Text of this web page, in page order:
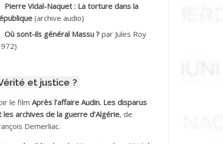
Omar
Vve AIT SAADA
Mohamed Akli
Pierre Vidal-Naquet : La torture dans la
(archive audio)
Où sont-ils général Massu ? par Jules Roy
et justice ?
le film Après l’affaire Audin. Les disparus
les archives de la guerre d’Algérie, de
Demerliac.